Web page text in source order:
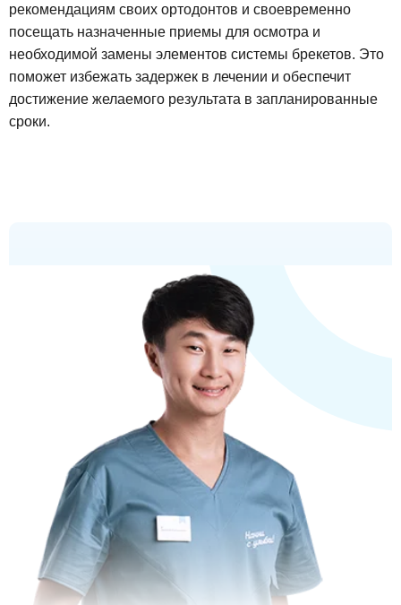
рекомендациям своих ортодонтов и своевременно
посещать назначенные приемы для осмотра и
необходимой замены элементов системы брекетов. Это
поможет избежать задержек в лечении и обеспечит
достижение желаемого результата в запланированные
сроки.